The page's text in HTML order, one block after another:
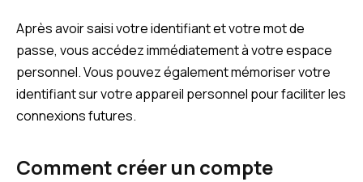
Après avoir saisi votre identifiant et votre mot de
passe, vous accédez immédiatement à votre espace
personnel. Vous pouvez également mémoriser votre
identifiant sur votre appareil personnel pour faciliter les
connexions futures.
Comment créer un compte